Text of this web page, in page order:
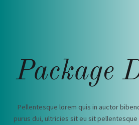
Package
Pellentesque lorem quis in auctor
purus dui, ultricies sit eu sit